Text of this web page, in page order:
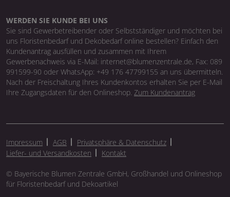
WERDEN SIE KUNDE BEI UNS
Sie sind Gewerbetreibender oder Selbstständiger und möchten bei
uns Floristenbedarf und Dekobedarf online bestellen? Einfach den
Kundenantrag ausfüllen und zusammen mit Ihrem
Gewerbenachweis via E-Mail: internet@blumenzentrale.de, Fax: 089
991599-90 oder WhatsApp: +49 176 47799155 an uns übermitteln.
Nach der Freischaltung Ihres Kundenkontos erhalten Sie per E-Mail
Ihre Zugangsdaten für den Onlineshop. Zum Kundenantrag
Impressum AGB
Privatsphäre & Datenschutz
Liefer- und Versandkosten
Kontakt
© Bayerische Blumen Zentrale GmbH, Großhandel und Onlineshop
für Floristenbedarf und Dekoartikel